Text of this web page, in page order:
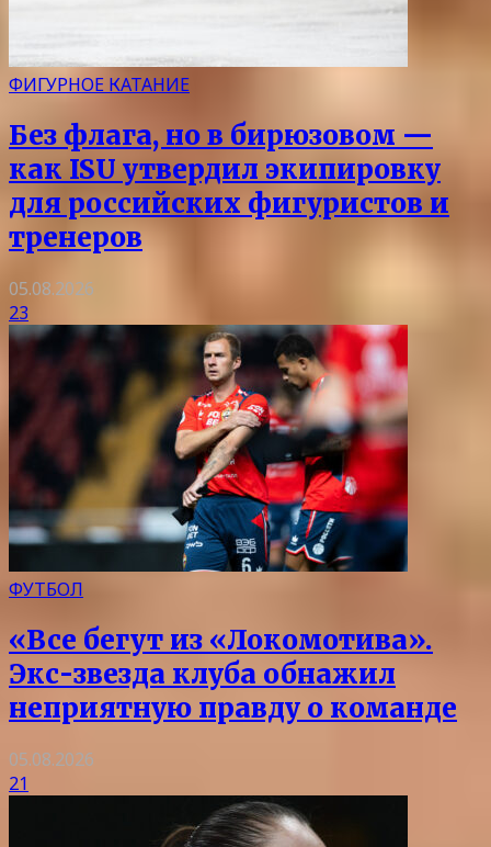
ФИГУРНОЕ КАТАНИЕ
Без флага, но в бирюзовом —
как ISU утвердил экипировку
для российских фигуристов и
тренеров
05.08.2026
23
ФУТБОЛ
«Все бегут из «Локомотива».
Экс-звезда клуба обнажил
неприятную правду о команде
05.08.2026
21